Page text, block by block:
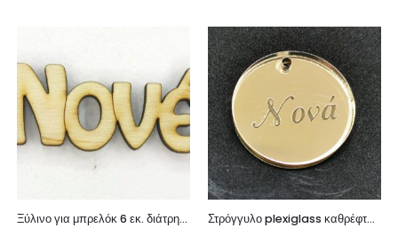
Ξύλινο για μπρελόκ 6 εκ. διάτρητο (Νονέ) Στρόγγυλο plexiglass καθρέφτης 2,5 cm